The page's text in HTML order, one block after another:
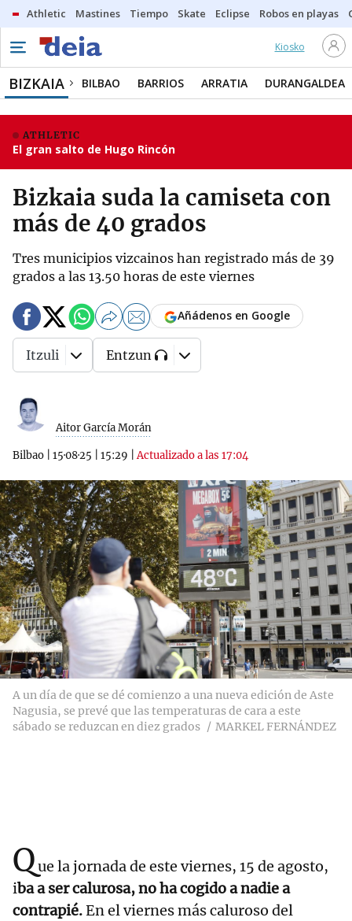
Athletic Mastines Tiempo Skate Eclipse Robos en playas
Kiosko
BIZKAIA BILBAO BARRIOS ARRATIA DURANGALDEA
ATHLETIC
El gran salto de Hugo Rincón
Bizkaia suda la camiseta con
más de 40 grados
Tres municipios vizcainos han registrado más de 39
grados a las 13.50 horas de este viernes
Aitor García Morán
Bilbao 15·08·25 15:29 |Actualizado a las 17:04
Añádenos en Google
Itzuli Entzun
A un día de que se dé comienzo a una nueva edición de Aste
Nagusia, se prevé que las temperaturas de cara a este
sábado se reduzcan en diez grados
MARKEL FERNÁNDEZ
Que la jornada de este viernes, 15 de agosto,
iba a ser calurosa, no ha cogido a nadie a
contrapié.En el viernes más caluroso del